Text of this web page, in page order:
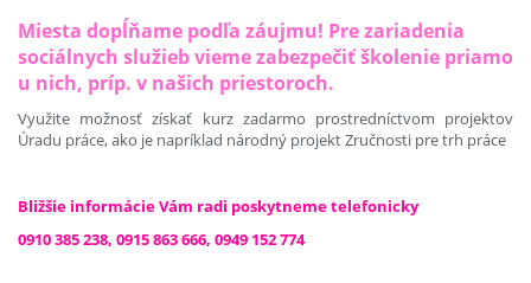
Miesta dopĺňame podľa záujmu! Pre zariadenia
sociálnych služieb vieme zabezpečiť školenie priamo
u nich, príp. v našich priestoroch.
Využite možnosť získať kurz zadarmo prostredníctvom projektov
Úradu práce, ako je napríklad národný projekt Zručnosti pre trh práce
Bližšie informácie Vám radi poskytneme telefonicky
0910 385 238, 0915 863 666, 0949 152 774